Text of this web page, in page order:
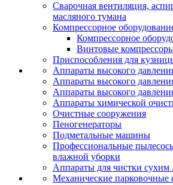
Сварочная вентиляция,
масляного тумана
Компрессорное
Компрессорное
Винтовые
Приспособления для
Аппараты высокого
Аппараты высокого
Аппараты высокого
Аппараты химической
Очистные сооружения
Пеногенераторы
Подметальные машины
Профессиональные
влажной уборки
Аппараты для чистки сухим
Механические парковочные